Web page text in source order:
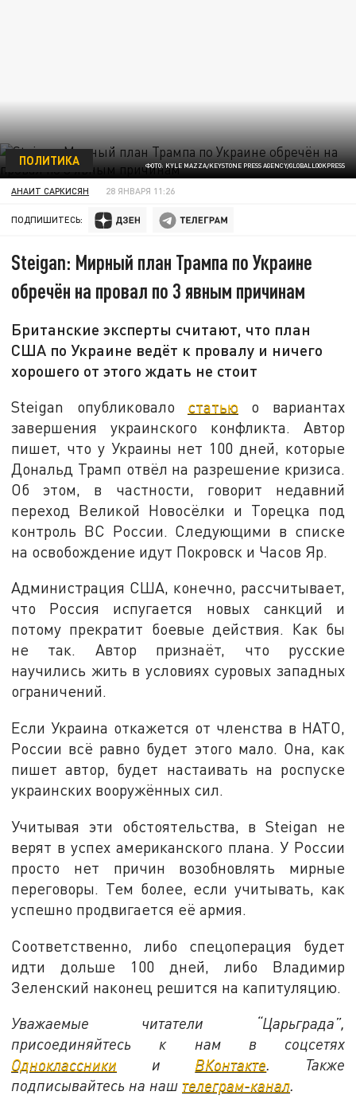
ФОТО: KYLE MAZZA/KEYSTONE PRESS AGENCY/GLOBALLOOKPRESS
ПОЛИТИКА
АНАИТ САРКИСЯН 28 ЯНВАРЯ 11:26
ПОДПИШИТЕСЬ:
Steigan: Мирный план Трампа по Украине
обречён на провал по 3 явным причинам
Британские эксперты считают, что план
США по Украине ведёт к провалу и ничего
хорошего от этого ждать не стоит
Steigan опубликовало статью о вариантах
завершения украинского конфликта. Автор
пишет, что у Украины нет 100 дней, которые
Дональд Трамп отвёл на разрешение кризиса.
Об этом, в частности, говорит недавний
переход Великой Новосёлки и Торецка под
контроль ВС России. Следующими в списке
на освобождение идут Покровск и Часов Яр.
Администрация США, конечно, рассчитывает,
что Россия испугается новых санкций и
потому прекратит боевые действия. Как бы
не так. Автор признаёт, что русские
научились жить в условиях суровых западных
ограничений.
Если Украина откажется от членства в НАТО,
России всё равно будет этого мало. Она, как
пишет автор, будет настаивать на роспуске
украинских вооружённых сил.
Учитывая эти обстоятельства, в Steigan не
верят в успех американского плана. У России
просто нет причин возобновлять мирные
переговоры. Тем более, если учитывать, как
успешно продвигается её армия.
Соответственно, либо спецоперация будет
идти дольше 100 дней, либо Владимир
Зеленский наконец решится на капитуляцию.
Уважаемые читатели “Царьграда”,
присоединяйтесь к нам в соцсетях
Одноклассники и ВКонтакте. Также
подписывайтесь на наш телеграм-канал.